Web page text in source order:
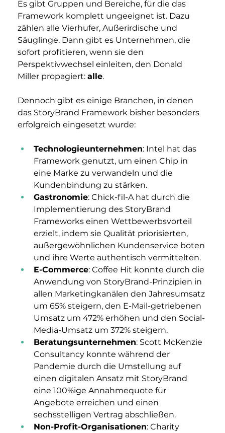
Es gibt Gruppen und Bereiche, für die das
Framework komplett ungeeignet ist. Dazu
zählen alle Vierhufer, Außerirdische und
Säuglinge. Dann gibt es Unternehmen, die
sofort profitieren, wenn sie den
Perspektivwechsel einleiten, den Donald
Miller propagiert: alle.
Dennoch gibt es einige Branchen, in denen
das StoryBrand Framework bisher besonders
erfolgreich eingesetzt wurde:
Technologieunternehmen: Intel hat das
Framework genutzt, um einen Chip in
eine Marke zu verwandeln und die
Kundenbindung zu stärken.
Gastronomie: Chick-fil-A hat durch die
Implementierung des StoryBrand
Frameworks einen Wettbewerbsvorteil
erzielt, indem sie Qualität priorisierten,
außergewöhnlichen Kundenservice boten
und ihre Werte authentisch vermittelten.
E-Commerce: Coffee Hit konnte durch die
Anwendung von StoryBrand-Prinzipien in
allen Marketingkanälen den Jahresumsatz
um 65% steigern, den E-Mail-getriebenen
Umsatz um 472% erhöhen und den Social-
Media-Umsatz um 372% steigern.
Beratungsunternehmen: Scott McKenzie
Consultancy konnte während der
Pandemie durch die Umstellung auf
einen digitalen Ansatz mit StoryBrand
eine 100%ige Annahmequote für
Angebote erreichen und einen
sechsstelligen Vertrag abschließen.
Non-Profit-Organisationen: Charity